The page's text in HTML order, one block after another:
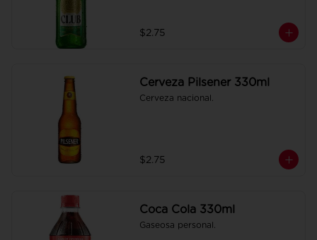
$2.75
Cerveza Pilsener 330ml
Cerveza nacional.
$2.75
Coca Cola 330ml
Gaseosa personal.